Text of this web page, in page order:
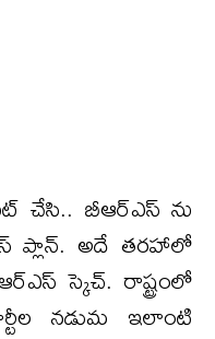
చేసి.. బీఆర్ఎస్ ను
ప్లాన్. అదే తరహాలో
స్కెచ్. రాష్ట్రంలో
నడుమ ఇలాంటి